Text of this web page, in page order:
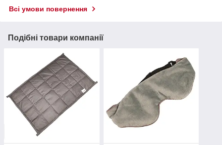
Всі умови повернення
Подібні товари компанії